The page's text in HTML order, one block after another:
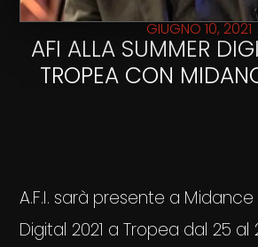
GIUGNO 10, 2021
AFI ALLA SUMMER
TROPEA CON
A.F.I. sarà presente a Midance
Digital 2021 a Tropea dal 25 al